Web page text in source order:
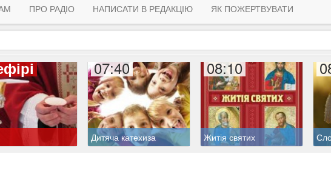
ПРО РАДІО НАПИСАТИ В РЕДАКЦІЮ ЯК ПОЖЕРТВУВАТИ
07:40
Дитяча катехиза
08:10
Житія святих